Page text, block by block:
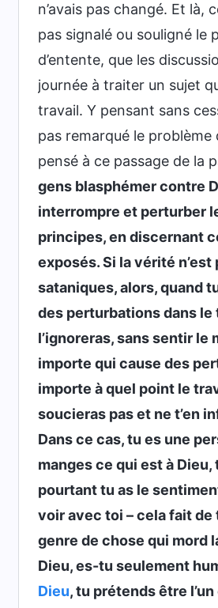
n’avais pas changé. Et là,
pas signalé ou souligné le
d’entente, que les
journée à traiter un sujet
travail. Y pensant sans
pas remarqué le problème
pensé à ce passage de la
gens blasphémer contre
interrompre et perturber
principes, en discernant
exposés. Si la vérité
sataniques, alors, quand
des perturbations dans le
l’ignoreras, sans sentir
importe qui cause des
importe à quel point le
soucieras pas et ne t’en
Dans ce cas, tu es une
manges ce qui est à
pourtant tu as le
voir avec toi – cela fait
genre de chose qui mord
Dieu, es-tu seulement
Dieu, tu prétends être